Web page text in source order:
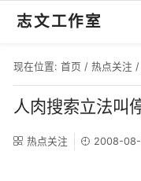
志文工作室
现在位置: 首页 / 热点关注 /
人肉搜索立法叫
热点关注 2008-08-